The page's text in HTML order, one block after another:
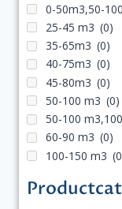
0-50m3,50-
25-45 m3 (0)
35-65m3 (0)
40-75m3 (0)
45-80m3 (0)
50-100 m3 (0)
50-100
60-90 m3 (0)
100-150 m3